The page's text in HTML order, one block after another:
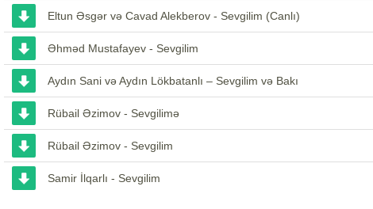
Eltun Əsgər və Cavad Alekberov - Sevgilim (Canlı)
Əhməd Mustafayev - Sevgilim
Aydın Sani və Aydın Lökbatanlı – Sevgilim və Bakı
Rübail Əzimov - Sevgilimə
Rübail Əzimov - Sevgilim
Samir İlqarlı - Sevgilim